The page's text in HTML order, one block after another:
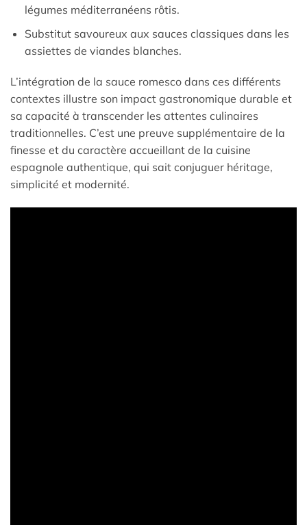
légumes méditerranéens rôtis.
Substitut savoureux aux sauces classiques dans les
assiettes de viandes blanches.
L’intégration de la sauce romesco dans ces différents
contextes illustre son impact gastronomique durable et
sa capacité à transcender les attentes culinaires
traditionnelles. C’est une preuve supplémentaire de la
finesse et du caractère accueillant de la cuisine
espagnole authentique, qui sait conjuguer héritage,
simplicité et modernité.